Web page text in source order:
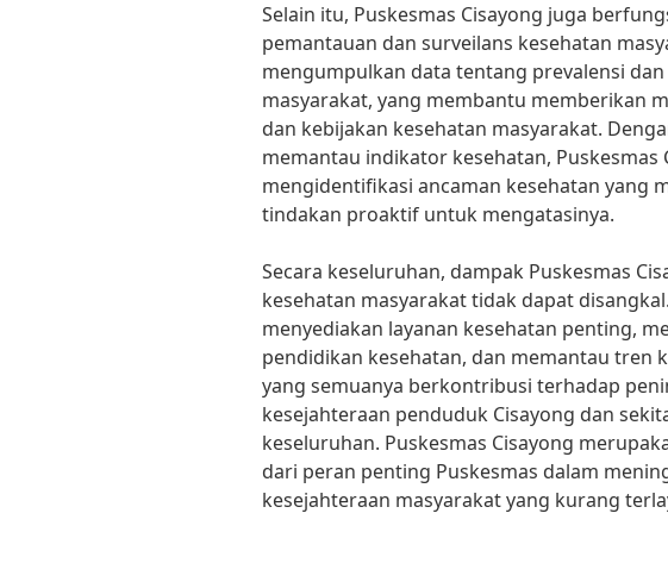
Selain itu, Puskesmas Cisayong juga
pemantauan dan surveilans kesehatan
mengumpulkan data tentang prevalensi
masyarakat, yang membantu memberikan
dan kebijakan kesehatan masyarakat.
memantau indikator kesehatan, Puskesmas
mengidentifikasi ancaman kesehatan yang
tindakan proaktif untuk mengatasinya.
Secara keseluruhan, dampak Puskesmas
kesehatan masyarakat tidak dapat
menyediakan layanan kesehatan penting,
pendidikan kesehatan, dan memantau tren
yang semuanya berkontribusi terhadap
kesejahteraan penduduk Cisayong dan
keseluruhan. Puskesmas Cisayong
dari peran penting Puskesmas dalam
kesejahteraan masyarakat yang kurang